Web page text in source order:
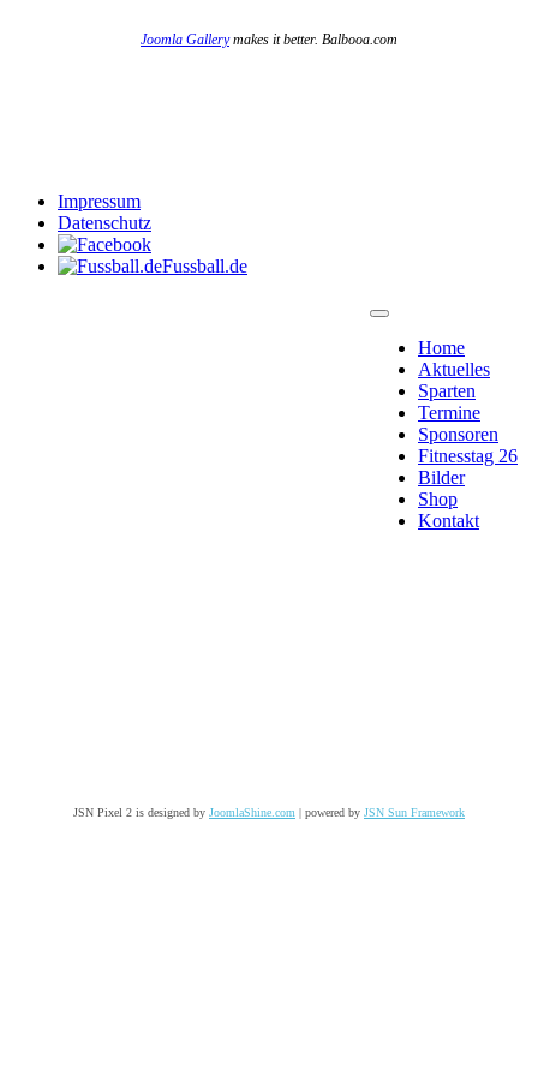
Joomla Gallerymakes it better. Balbooa.com
Impressum
Datenschutz
Fussball.de
Home
Aktuelles
Sparten
Termine
Sponsoren
Fitnesstag 26
Bilder
Shop
Kontakt
JSN Pixel 2 is designed by JoomlaShine.com | powered by JSN Sun Framework